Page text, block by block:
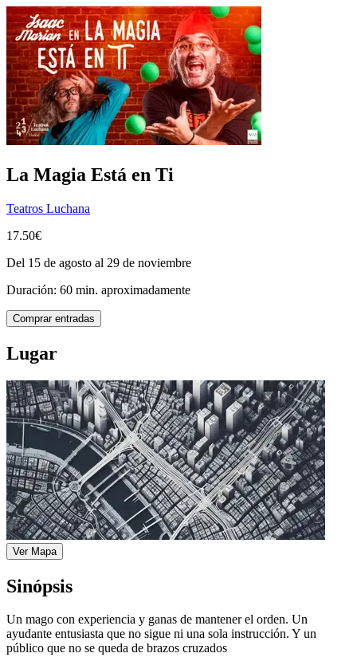
La Magia Está en Ti
Teatros Luchana
17.50€
Del 15 de agosto al 29 de noviembre
Duración: 60 min. aproximadamente
Comprar entradas
Lugar
Ver Mapa
Sinópsis
Un mago con experiencia y ganas de mantener el orden. Un
ayudante entusiasta que no sigue ni una sola instrucción. Y un
público que no se queda de brazos cruzados